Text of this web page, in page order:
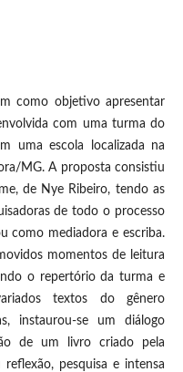
como objetivo apresentar
com uma turma do
uma escola localizada na
MG. A proposta consistiu
de Nye Ribeiro, tendo as
de todo o processo
como mediadora e escriba.
momentos de leitura
o repertório da turma e
textos do gênero
instaurou-se um diálogo
de um livro criado pela
pesquisa e intensa